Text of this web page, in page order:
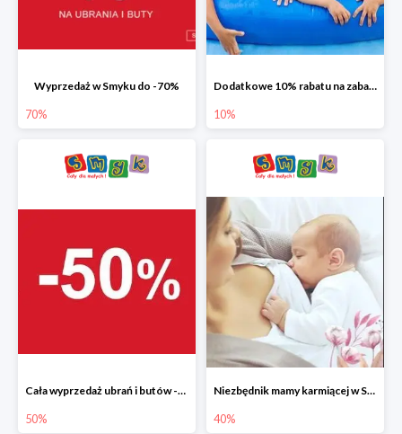
Wyprzedaż w Smyku do -70%
70%
Dodatkowe 10% rabatu na zabawki ogrodowe i baseny
10%
Cała wyprzedaż ubrań i butów -50%
50%
Niezbędnik mamy karmiącej w Smyku do -40%
40%